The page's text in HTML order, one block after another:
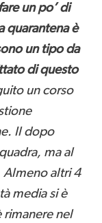
un po’ di
quarantena è
un tipo da
di questo
un corso
Il dopo
ma al
Almeno altri 4
media si è
rimanere nel